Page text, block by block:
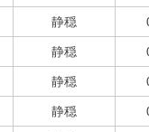
静穏
静穏
静穏
静穏